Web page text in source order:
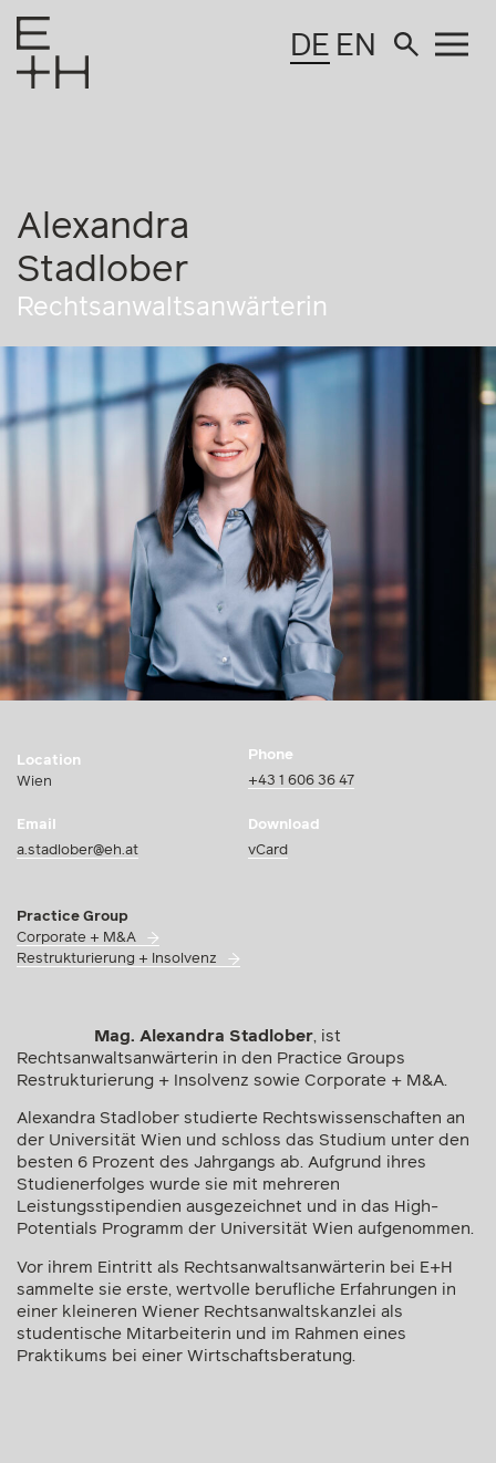
DE EN
Alexandra
Stadlober
Rechtsanwaltsanwärterin
Location
Wien
Phone
+43 1 606 36 47
Email
a.stadlober@eh.at
Download
vCard
Practice Group
Corporate + M&A
Restrukturierung + Insolvenz
Mag. Alexandra Stadlober, ist
Rechtsanwaltsanwärterin in den Practice Groups
Restrukturierung + Insolvenz sowie Corporate + M&A.
Alexandra Stadlober studierte Rechtswissenschaften an
der Universität Wien und schloss das Studium unter den
besten 6 Prozent des Jahrgangs ab. Aufgrund ihres
Studienerfolges wurde sie mit mehreren
Leistungsstipendien ausgezeichnet und in das High-
Potentials Programm der Universität Wien aufgenommen.
Vor ihrem Eintritt als Rechtsanwaltsanwärterin bei E+H
sammelte sie erste, wertvolle berufliche Erfahrungen in
einer kleineren Wiener Rechtsanwaltskanzlei als
studentische Mitarbeiterin und im Rahmen eines
Praktikums bei einer Wirtschaftsberatung.